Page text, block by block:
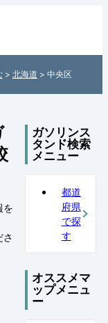
ドを住所付
ンスタンド
」
> 北海道 > 中央区
を
ガソリンス
タンド検索
メニュー
都道
府県
で探
す
オススメマ
ップメニュ
ー